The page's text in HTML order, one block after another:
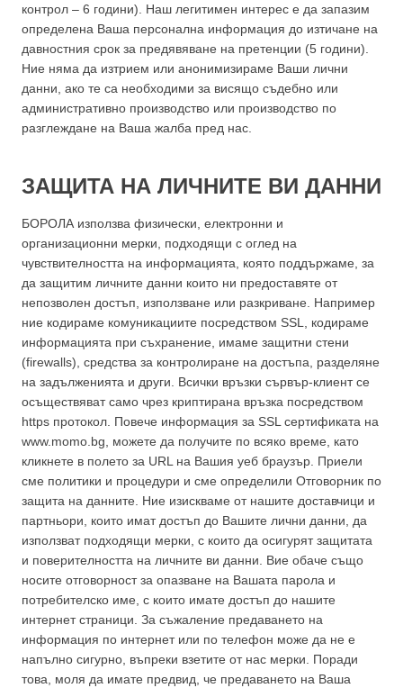
контрол – 6 години). Наш легитимен интерес е да запазим
определена Ваша персонална информация до изтичане на
давностния срок за предявяване на претенции (5 години).
Ние няма да изтрием или анонимизираме Ваши лични
данни, ако те са необходими за висящо съдебно или
административно производство или производство по
разглеждане на Ваша жалба пред нас.
ЗАЩИТА НА ЛИЧНИТЕ ВИ ДАННИ
БОРОЛА използва физически, електронни и
организационни мерки, подходящи с оглед на
чувствителността на информацията, която поддържаме, за
да защитим личните данни които ни предоставяте от
непозволен достъп, използване или разкриване. Например
ние кодираме комуникациите посредством SSL, кодираме
информацията при съхранение, имаме защитни стени
(firewalls), средства за контролиране на достъпа, разделяне
на задълженията и други. Всички връзки сървър-клиент се
осъществяват само чрез криптирана връзка посредством
https протокол. Повече информация за SSL сертификата на
www.momo.bg, можете да получите по всяко време, като
кликнете в полето за URL на Вашия уеб браузър. Приели
сме политики и процедури и сме определили Отговорник по
защита на данните. Ние изискваме от нашите доставчици и
партньори, които имат достъп до Вашите лични данни, да
използват подходящи мерки, с които да осигурят защитата
и поверителността на личните ви данни. Вие обаче също
носите отговорност за опазване на Вашата парола и
потребителско име, с които имате достъп до нашите
интернет страници. За съжаление предаването на
информация по интернет или по телефон може да не е
напълно сигурно, въпреки взетите от нас мерки. Поради
това, моля да имате предвид, че предаването на Ваша